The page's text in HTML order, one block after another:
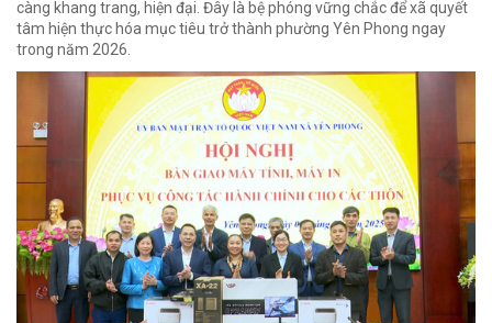
càng khang trang, hiện đại. Đây là bệ phóng vững chắc để xã quyết
tâm hiện thực hóa mục tiêu trở thành phường Yên Phong ngay
trong năm 2026.